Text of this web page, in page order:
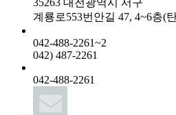
35263 대전광역시 서구
계룡로553번안길 47, 4~6층(
042-488-2261~2
042) 487-2261
042-488-2261